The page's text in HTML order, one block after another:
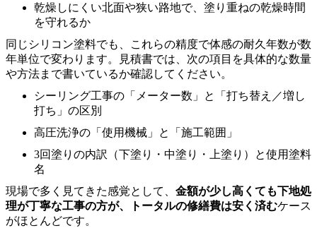
乾燥しにくい北面や狭い路地で、塗り重ねの乾燥時間
を守れるか
同じシリコン塗料でも、これらの精度で体感の耐久年数が数
年単位で変わります。見積書では、次の項目を具体的な数量
や方法まで書いているか確認してください。
シーリング工事の「メーター数」と「打ち替え／増し
打ち」の区別
高圧洗浄の「使用機械」と「施工範囲」
3回塗りの内訳（下塗り・中塗り・上塗り）と使用塗料
名
現場で多く見てきた感覚として、 金額が少し高くても下地処
理が丁寧な工事の方が、トータルの修繕費は安く済むケース
がほとんどです。